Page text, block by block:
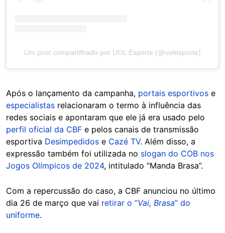
Um post compartilhado por UOL Esporte (@uolesporte)
Após o lançamento da campanha, portais esportivos e
especialistas relacionaram o termo à influência das
redes sociais e apontaram que ele já era usado pelo
perfil oficial da CBF e pelos canais de transmissão
esportiva Desimpedidos e Cazé TV. Além disso, a
expressão também foi utilizada no slogan do COB nos
Jogos Olímpicos de 2024, intitulado “Manda Brasa”.
Com a repercussão do caso, a CBF anunciou no último
dia 26 de março que vai retirar o “Vai, Brasa” do
uniforme.